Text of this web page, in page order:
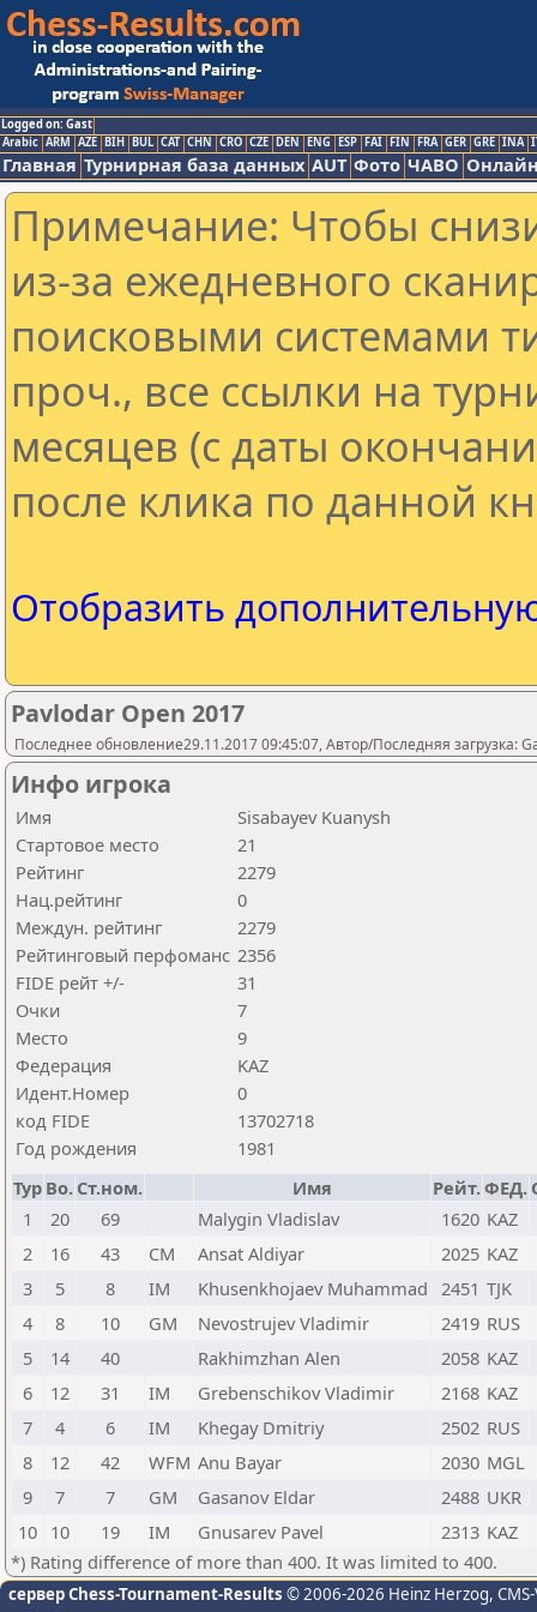
Logged on: Gast
Arabic ARM AZE BIH BUL CAT CHN CRO CZE DEN ENG ESP FAI FIN FRA GER GRE INA
Главная Турнирная база данных AUT Фото ЧАВО
Примечание: Чтобы
из-за ежедневного
поисковыми системами
проч., все ссылки на
месяцев (с даты
после клика по данной
Отобразить
Pavlodar Open 2017
Последнее обновление29.11.2017 09:45:07, Автор/Последняя загрузка:
Инфо игрока
Имя
Sisabayev Kuanysh
Стартовое место
21
Рейтинг
2279
Нац.рейтинг
0
Междун. рейтинг
2279
Рейтинговый перфоманс 2356
FIDE рейт +/-
31
Очки
7
Место
9
Федерация
KAZ
Идент.Номер
0
код FIDE
13702718
Год рождения
1981
Тур Bo. Ст.ном. Имя Рейт.ФЕД.
1
20 69 Malygin Vladislav 1620 KAZ
2
16 43 CM Ansat Aldiyar 2025 KAZ
3
5 8 IM Khusenkhojaev Muhammad 2451 TJK
4
8 10 GM Nevostrujev Vladimir 2419 RUS
5
14 40 Rakhimzhan Alen 2058 KAZ
6
12 31 IM Grebenschikov Vladimir 2168 KAZ
7
4 6 IM Khegay Dmitriy 2502 RUS
8
12 42 WFM Anu Bayar 2030 MGL
9
7 7 GM Gasanov Eldar 2488 UKR
10 10 19 IM Gnusarev Pavel 2313 KAZ
*) Rating difference of more than 400. It was limited to 400.
сервер Chess-Tournament-Results © 2006-2026 Heinz Herzog,